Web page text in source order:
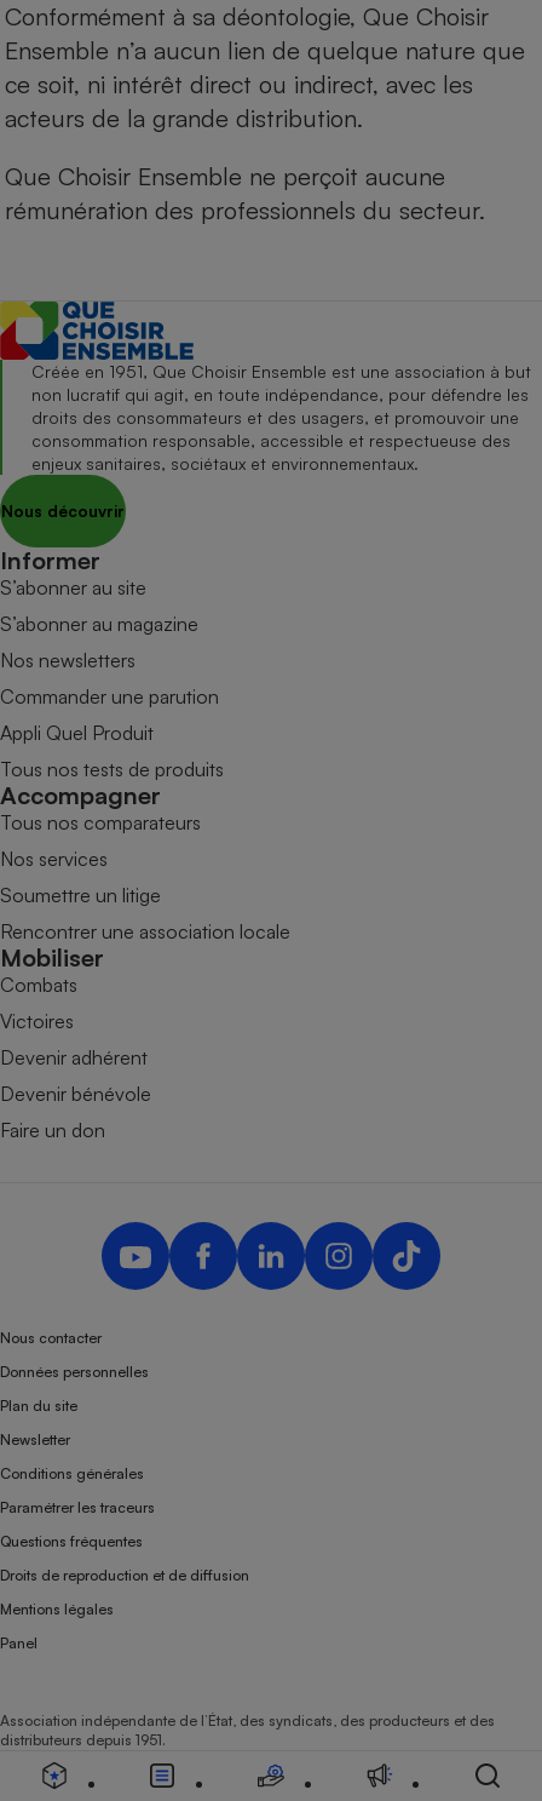
Conformément à sa déontologie, Que Choisir
Ensemble n’a aucun lien de quelque nature que
ce soit, ni intérêt direct ou indirect, avec les
acteurs de la grande distribution.
Que Choisir Ensemble ne perçoit aucune
rémunération des professionnels du secteur.
Créée en 1951, Que Choisir Ensemble est une association à but
non lucratif qui agit, en toute indépendance, pour défendre les
droits des consommateurs et des usagers, et promouvoir une
consommation responsable, accessible et respectueuse des
enjeux sanitaires, sociétaux et environnementaux.
Nous découvrir
Informer
S’abonner au site
S’abonner au magazine
Nos newsletters
Commander une parution
Appli Quel Produit
Tous nos tests de produits
Accompagner
Tous nos comparateurs
Nos services
Soumettre un litige
Rencontrer une association locale
Mobiliser
Combats
Victoires
Devenir adhérent
Devenir bénévole
Faire un don
Nous contacter
Données personnelles
Plan du site
Newsletter
Conditions générales
Paramétrer les traceurs
Questions fréquentes
Droits de reproduction et de diffusion
Mentions légales
Panel
Association indépendante de l’État, des syndicats, des producteurs et des
distributeurs depuis 1951.